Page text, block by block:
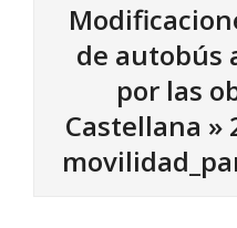
de autobús
por las
Castellana »